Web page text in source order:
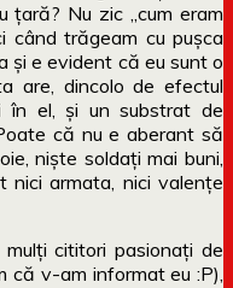
Nu zic „cum eram
când trăgeam cu pușca
și e evident că eu sunt o
are, dincolo de efectul
în el, și un substrat de
că nu e aberant să
niște soldați mai buni,
nici armata, nici valențe
cititori pasionați de
că v-am informat eu :P),